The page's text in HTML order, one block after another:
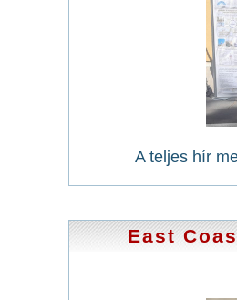
A teljes hír
East